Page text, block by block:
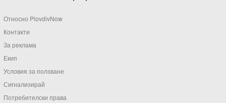
Относно PlovdivNow
Контакти
За реклама
Екип
Условия за ползване
Сигнализирай
Потребителски права